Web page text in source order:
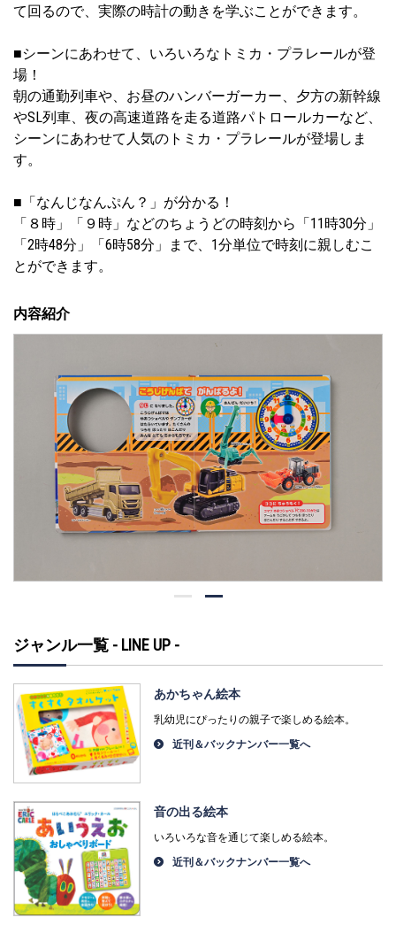
て回るので、実際の時計の動きを学ぶことができます。
■シーンにあわせて、いろいろなトミカ・プラレールが登
場！
朝の通勤列車や、お昼のハンバーガーカー、夕方の新幹線
やSL列車、夜の高速道路を走る道路パトロールカーなど、
シーンにあわせて人気のトミカ・プラレールが登場しま
す。
■「なんじなんぷん？」が分かる！
「８時」「９時」などのちょうどの時刻から「11時30分」
「2時48分」「6時58分」まで、1分単位で時刻に親しむこ
とができます。
内容紹介
ジャンル一覧 - LINE UP -
あかちゃん絵本
乳幼児にぴったりの親子で楽しめる絵本。
近刊＆バックナンバー一覧へ
音の出る絵本
いろいろな音を通じて楽しめる絵本。
近刊＆バックナンバー一覧へ